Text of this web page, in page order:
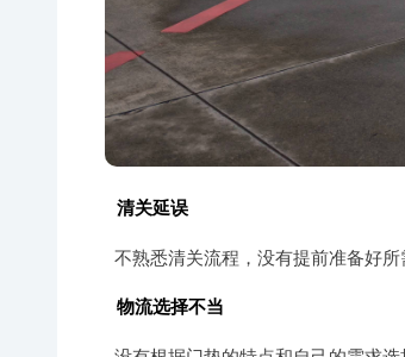
清关延误
不熟悉清关流程，没有提前准备好
物流选择不当